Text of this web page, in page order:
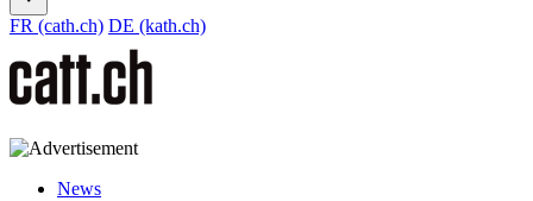
FR (cath.ch) DE (kath.ch)
News